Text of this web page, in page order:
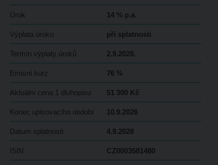
Úrok 14 % p.a.
Výplata úroku při splatnosti
Termín výplaty úroků 2.9.2028.
Emisní kurz 76 %
Aktuální cena 1 dluhopisu 51 300 Kč
Konec upisovacího období 10.9.2026
Datum splatnosti 4.9.2028
ISIN CZ0003581480